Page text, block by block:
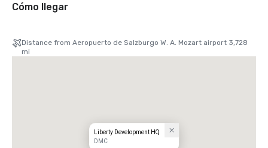
Cómo llegar
Distance from Aeropuerto de Salzburgo W. A. Mozart airport 3,728
mi
Liberty Development HQ
DMC